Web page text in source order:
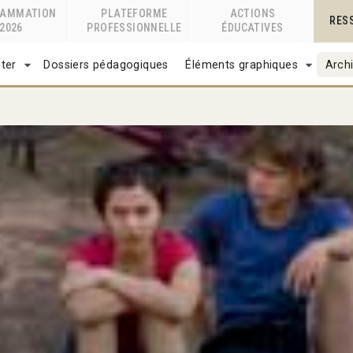
2026
PLATEFORME
PROFESSIONNELLE
ACTIONS
ÉDUCATIVES
Dossiers pédagogiques Éléments graphiques